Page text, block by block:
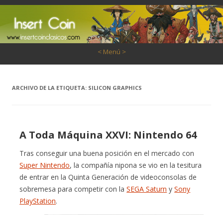
< Menú >
ARCHIVO DE LA ETIQUETA: SILICON GRAPHICS
A Toda Máquina XXVI: Nintendo 64
Tras conseguir una buena posición en el mercado con
Super Nintendo, la compañía nipona se vio en la tesitura
de entrar en la Quinta Generación de videoconsolas de
sobremesa para competir con laSEGA Saturn ySony
PlayStation.